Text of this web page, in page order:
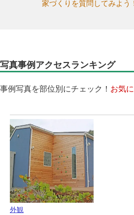
家づくりを質問してみよう
写真事例アクセスランキング
事例写真を部位別にチェック！ お気
外観